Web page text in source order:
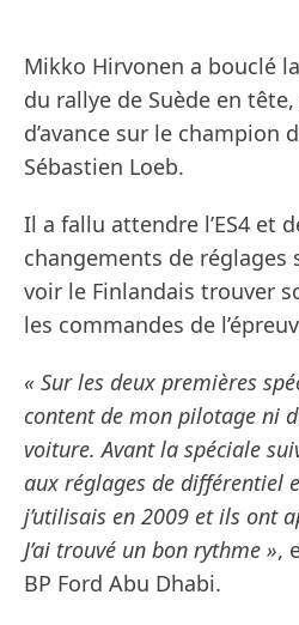
Mikko Hirvonen a bouclé
du rallye de Suède en
d’avance sur le champion
Sébastien Loeb.
Il a fallu attendre l’ES4 et
changements de réglages
voir le Finlandais trouver
les commandes de
« Sur les deux premières
content de mon pilotage ni
voiture. Avant la spéciale
aux réglages de différentiel
j’utilisais en 2009 et ils ont
J’ai trouvé un bon rythme »,
BP Ford Abu Dhabi.